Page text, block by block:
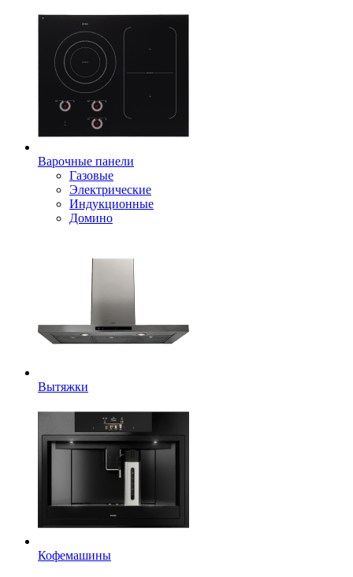
Варочные панели
Газовые
Электрические
Индукционные
Домино
Вытяжки
Кофемашины